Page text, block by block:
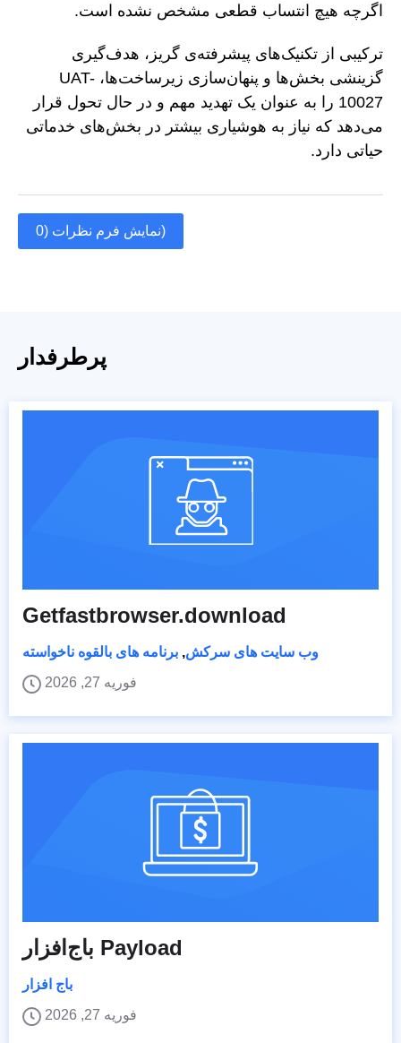
اگرچه هیچ انتساب قطعی مشخص نشده است.
ترکیبی از تکنیک‌های پیشرفته‌ی گریز، هدف‌گیری
گزینشی بخش‌ها و پنهان‌سازی زیرساخت‌ها، UAT-
10027 را به عنوان یک تهدید مهم و در حال تحول قرار
می‌دهد که نیاز به هوشیاری بیشتر در بخش‌های خدماتی
حیاتی دارد.
نمایش فرم نظرات (0)
پرطرفدار
Getfastbrowser.download
وب سایت های سرکش, برنامه های بالقوه ناخواسته
فوریه 27, 2026
باج‌افزار Payload
باج افزار
فوریه 27, 2026